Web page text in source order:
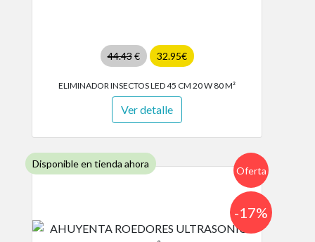
44.43€ 32.95€
ELIMINADOR INSECTOS LED 45 CM 20 W 80 M²
Ver detalle
Disponible en tienda ahora
Oferta
-17%